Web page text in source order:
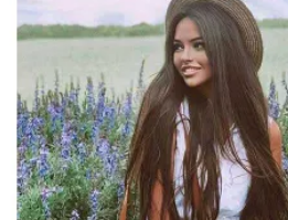
テクノロジー・ガジェット
映像・映画
ビジネス・起業
まちづくり・地域活性化